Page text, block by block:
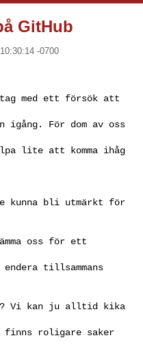
GitHub
-0700
med ett försök att
För dom av oss
lite att komma ihåg
kunna bli utmärkt för
oss för ett
tillsammans
Vi kan ju alltid kika
finns roligare saker